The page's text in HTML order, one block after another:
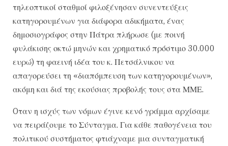
τηλεοπτικοί σταθμοί φιλοξένησαν συνεντεύξεις
κατηγορουμένων για διάφορα αδικήματα, ένας
δημοσιογράφος στην Πάτρα πλήρωσε (με ποινή
φυλάκισης οκτώ μηνών και χρηματικό πρόστιμο 30.000
ευρώ) τη φαεινή ιδέα του κ. Πετσάλνικου να
απαγορεύσει τη «διαπόμπευση των κατηγορουμένων»,
ακόμη και διά της εκούσιας προβολής τους στα ΜΜΕ.
Oταν η ισχύς των νόμων έγινε κενό γράμμα αρχίσαμε
να πειράζουμε το Σύνταγμα. Για κάθε παθογένεια του
πολιτικού συστήματος φτιάχναμε μια συνταγματική